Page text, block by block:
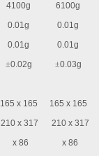
4100g 6100g
0.01g 0.01g
0.01g 0.01g
±0.02g ±0.03g
165 x 165 165 x 165
210 x 317
x 86
210 x 317
x 86